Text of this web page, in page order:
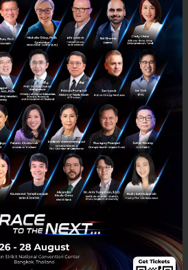
ลักดันให้เกิดการแข่งขันที่เป็นธรรม
งในการประชุมคณะกรรมการ
สังคมแห่งชาติ ในการประชุมครั้ง
ารฯ มีมติมอบหมายให้ ดีป้า เสนอ
การเรื่องที่เกี่ยวข้อง ได้แก่ การ
ประโยชน์เพื่อสร้างแรงจูงใจให้กับ
บริษัท และดำเนินธุรกิจใน
รแข่งขันทางการค้าและบริการที่
การพิจารณาและผลักดันการแก้ไข
ละพาณิชย์ ในประเด็นที่เกี่ยวข้อง
รทยอยให้หุ้น สิทธิที่จะซื้อหุ้นใน
แก้ไขเงื่อนไขในหุ้นบุริมสิทธิ
าย ดีป้า ประสานงานกับหน่วยงาน